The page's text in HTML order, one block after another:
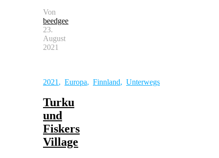
Von
beedgee
23.
August
2021
2021 , Europa, Finnland, Unterwegs
Turku
und
Fiskers
Village